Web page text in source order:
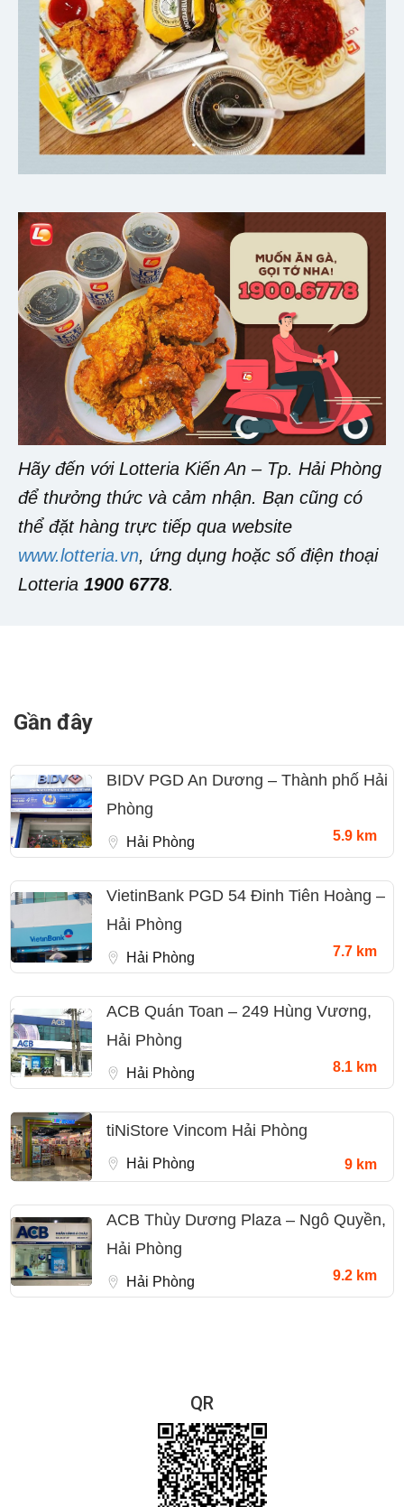
Hãy đến với Lotteria Kiến An – Tp. Hải Phòng
để thưởng thức và cảm nhận. Bạn cũng có
thể đặt hàng trực tiếp qua website
www.lotteria.vn, ứng dụng hoặc số điện thoại
Lotteria 1900 6778.
Gần đây
BIDV PGD An Dương – Thành phố Hải
Phòng
Hải Phòng 5.9 km
VietinBank PGD 54 Đinh Tiên Hoàng –
Hải Phòng
Hải Phòng 7.7 km
ACB Quán Toan – 249 Hùng Vương,
Hải Phòng
Hải Phòng 8.1 km
tiNiStore Vincom Hải Phòng
Hải Phòng 9 km
ACB Thùy Dương Plaza – Ngô Quyền,
Hải Phòng
Hải Phòng 9.2 km
QR